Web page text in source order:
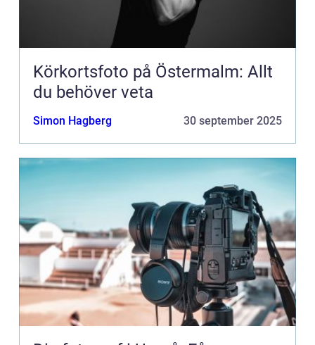
Körkortsfoto på Östermalm: Allt
du behöver veta
Simon Hagberg 30 september 2025